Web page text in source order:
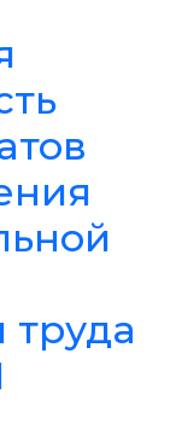
труда